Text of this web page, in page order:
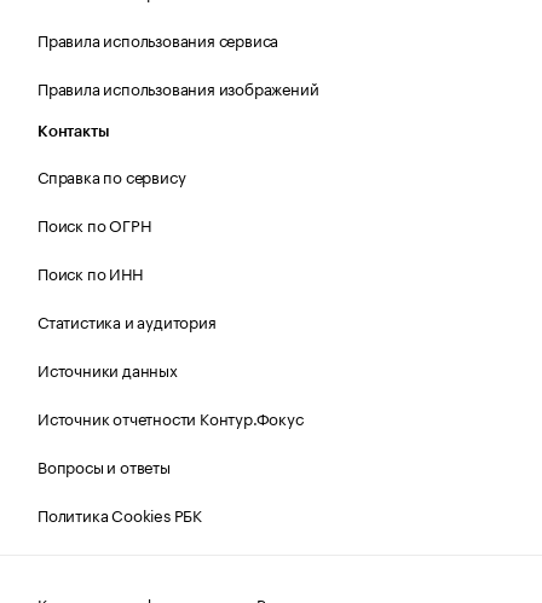
Правила использования сервиса
Правила использования изображений
Контакты
Справка по сервису
Поиск по ОГРН
Поиск по ИНН
Статистика и аудитория
Источники данных
Источник отчетности Контур.Фокус
Вопросы и ответы
Политика Cookies РБК